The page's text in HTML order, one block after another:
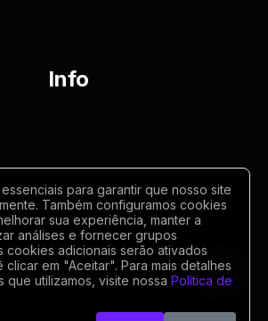
Info
para garantir que nosso site
Também configuramos cookies
sua experiência, manter a
análises e fornecer grupos
cookies adicionais serão ativados
em "Aceitar". Para mais detalhes
utilizamos, visite nossa Política de